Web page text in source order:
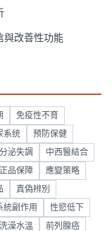
與改善性功能
免疫性不育
系统 预防保健
泌失調 中西醫結合
正品保障 應變策略
真偽辨別
統副作用 性慾低下
洗澡水溫 前列腺癌